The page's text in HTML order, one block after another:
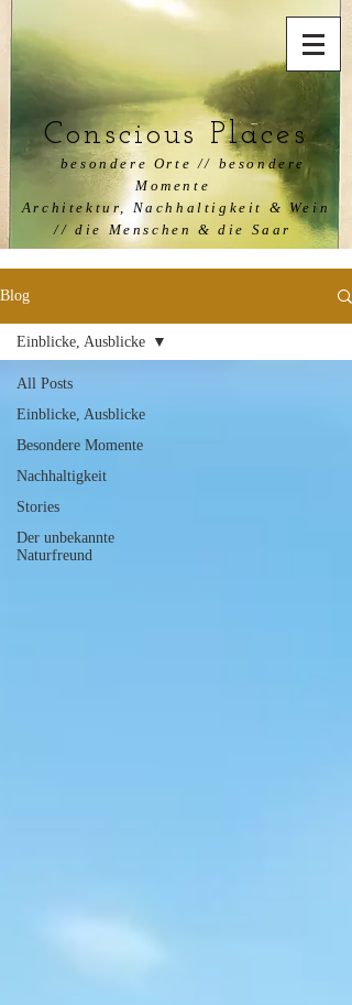
Conscious Places
besondere Orte// besondere
Momente
Architektur, Nachhaltigkeit & Wein
// die Menschen & die Saar
Blog
All Posts
Einblicke, Ausblicke
Besondere Momente
Nachhaltigkeit
Stories
Der unbekannte
Naturfreund
Einblicke, Ausblicke